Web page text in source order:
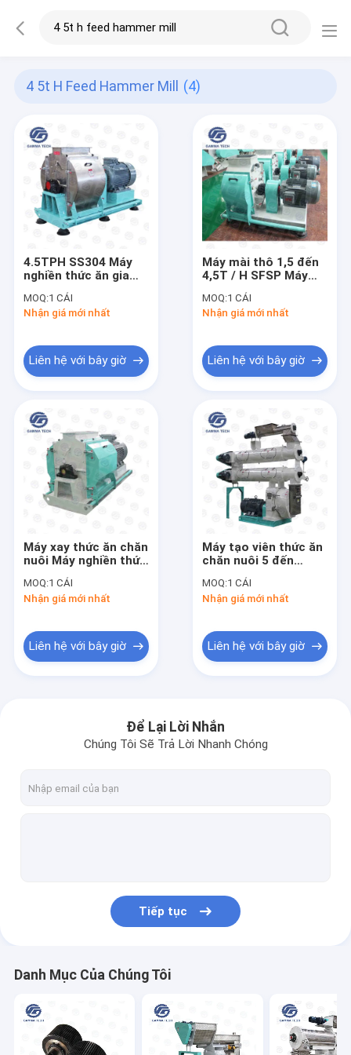
4 5t H Feed Hammer Mill (4)
4.5TPH SS304 Máy
nghiền thức ăn gia
súc Máy xay ngũ cốc
gia cầm cho thức ăn
chăn nuôi gà
MOQ:1 CÁI
Nhận giá mới nhất
Liên hệ với bây giờ
Máy mài thô 1,5 đến
4,5T / H SFSP Máy
mài thô 675mm
MOQ:1 CÁI
Nhận giá mới nhất
Liên hệ với bây giờ
Máy xay thức ăn chăn
nuôi Máy nghiền thức
ăn chăn nuôi
MOQ:1 CÁI
Nhận giá mới nhất
Liên hệ với bây giờ
Máy tạo viên thức ăn
chăn nuôi 5 đến
20TPH Máy nghiền
thức ăn chăn nuôi gia
cầm Ring Die 320mm
MOQ:1 CÁI
Nhận giá mới nhất
Liên hệ với bây giờ
Để Lại Lời Nhắn
Chúng Tôi Sẽ Trả Lời Nhanh Chóng
Tiếp tục
Danh Mục Của Chúng Tôi